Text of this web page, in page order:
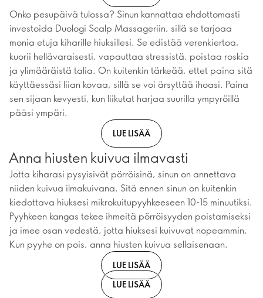
Onko pesupäivä tulossa? Sinun kannattaa ehdottomasti
investoida Duologi Scalp Massageriin, sillä se tarjoaa
monia etuja kiharille hiuksillesi. Se edistää verenkiertoa,
kuorii hellävaraisesti, vapauttaa stressistä, poistaa roskia
ja ylimääräistä talia. On kuitenkin tärkeää, ettet paina sitä
käyttäessäsi liian kovaa, sillä se voi ärsyttää ihoasi. Paina
sen sijaan kevyesti, kun liikutat harjaa suurilla ympyröillä
pääsi ympäri.
LUE LISÄÄ
Anna hiusten kuivua ilmavasti
Jotta kiharasi pysyisivät pörröisinä, sinun on annettava
niiden kuivua ilmakuivana. Sitä ennen sinun on kuitenkin
kiedottava hiuksesi mikrokuitupyyhkeeseen 10-15 minuutiksi.
Pyyhkeen kangas tekee ihmeitä pörröisyyden poistamiseksi
ja imee osan vedestä, jotta hiuksesi kuivuvat nopeammin.
Kun pyyhe on pois, anna hiusten kuivua sellaisenaan.
LUE LISÄÄ
LUE LISÄÄ